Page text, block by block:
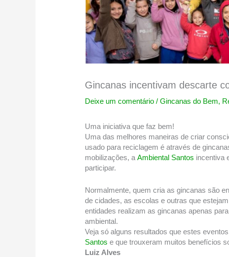
Gincanas incentivam descarte
Deixe um comentário /Gincanas do Bem,
Uma iniciativa que faz bem!
Uma das melhores maneiras de criar
usado para reciclagem é através de
mobilizações, aAmbiental Santos incentiva
participar.
Normalmente, quem cria as gincanas são
de cidades, as escolas e outras que
entidades realizam as gincanas apenas
ambiental.
Veja só alguns resultados que estes
Santos e que trouxeram muitos benefícios
Luiz Alves